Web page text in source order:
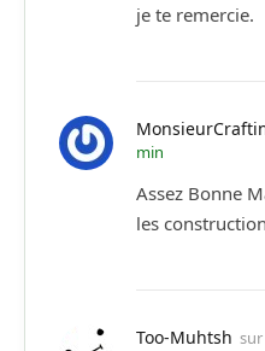
je te remercie.
min
Assez Bonne
les
Too-Muhtsh sur